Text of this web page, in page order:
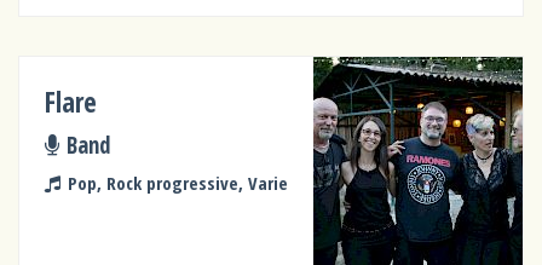
Flare
Band
Pop, Rock progressive, Varie